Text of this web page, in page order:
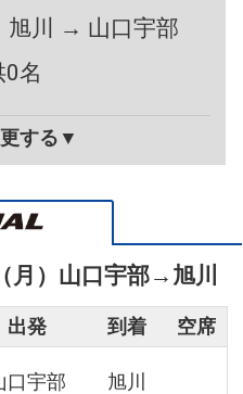
旭川 → 山口宇部
名
する▼
） 山口宇部→ 旭川
出発 到着 空席
口宇部
旭川